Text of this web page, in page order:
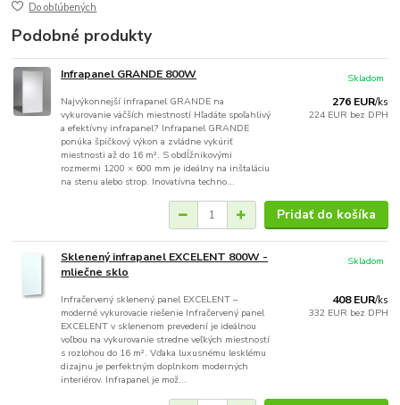
Do obľúbených
Podobné produkty
Infrapanel GRANDE 800W
Najvýkonnejší infrapanel GRANDE na
vykurovanie väčších miestností Hľadáte spoľahlivý
a efektívny infrapanel? Infrapanel GRANDE
ponúka špičkový výkon a zvládne vykúriť
miestnosti až do 16 m². S obdĺžnikovými
rozmermi 1200 × 600 mm je ideálny na inštaláciu
na stenu alebo strop. Inovatívna techno...
276 EUR/ks
224 EUR bez DPH
Skladom
Pridať do košíka
Sklenený infrapanel EXCELENT 800W -
mliečne sklo
Infračervený sklenený panel EXCELENT –
moderné vykurovacie riešenie Infračervený panel
EXCELENT v sklenenom prevedení je ideálnou
voľbou na vykurovanie stredne veľkých miestností
s rozlohou do 16 m². Vďaka luxusnému lesklému
dizajnu je perfektným doplnkom moderných
interiérov. Infrapanel je mož...
408 EUR/ks
332 EUR bez DPH
Skladom